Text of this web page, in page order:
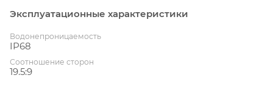
Эксплуатационные характеристики
Водонепроницаемость
IP68
Соотношение сторон
19.5:9